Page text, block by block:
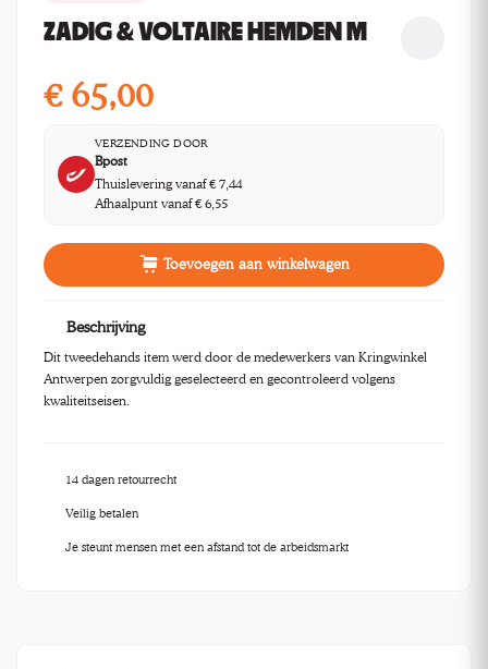
ZADIG & VOLTAIRE HEMDEN M
€ 65,00
VERZENDING DOOR
Bpost
Thuislevering vanaf € 7,44
Afhaalpunt vanaf € 6,55
Toevoegen aan winkelwagen
Beschrijving
Dit tweedehands item werd door de medewerkers van Kringwinkel
Antwerpen zorgvuldig geselecteerd en gecontroleerd volgens
kwaliteitseisen.
14 dagen retourrecht
Veilig betalen
Je steunt mensen met een afstand tot de arbeidsmarkt